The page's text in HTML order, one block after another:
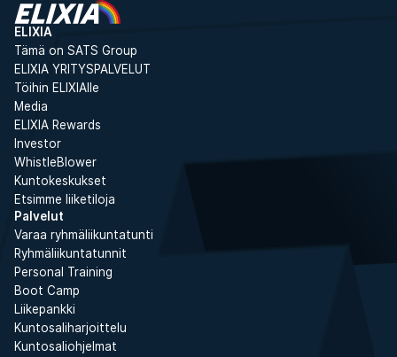
ELIXIA
Tämä on SATS Group
ELIXIA YRITYSPALVELUT
Töihin ELIXIAlle
Media
ELIXIA Rewards
Investor
WhistleBlower
Kuntokeskukset
Etsimme liiketiloja
Palvelut
Varaa ryhmäliikuntatunti
Ryhmäliikuntatunnit
Personal Training
Boot Camp
Liikepankki
Kuntosaliharjoittelu
Kuntosaliohjelmat